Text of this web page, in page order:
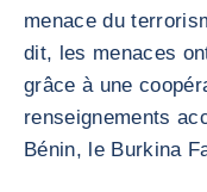
menace du
dit, les menaces
grâce à une
renseignements
Bénin, le Burkina